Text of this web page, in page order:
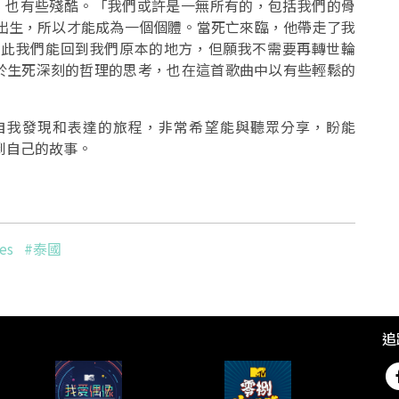
有些殘酷。「我們或許是一無所有的，包括我們的骨
，所以才能成為一個個體。當死亡來臨，他帶走了我
我們能回到我們原本的地方，但願我不需要再轉世輪
死深刻的哲理的思考，也在這首歌曲中以有些輕鬆的
發現和表達的旅程，非常希望能與聽眾分享，盼能
己的故事。
#泰國